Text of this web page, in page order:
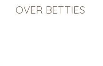
OVER BETTIES